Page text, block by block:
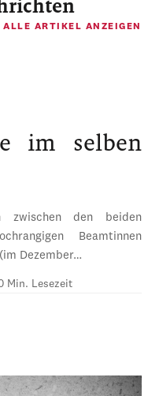
ALLE ARTIKEL ANZEIGEN
im selben
zwischen den beiden
Beamtinnen
Dezember…
Min. Lesezeit